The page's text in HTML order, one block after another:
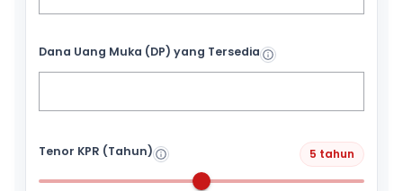
Dana Uang Muka (DP) yang Tersedia
Tenor KPR (Tahun) 5 tahun